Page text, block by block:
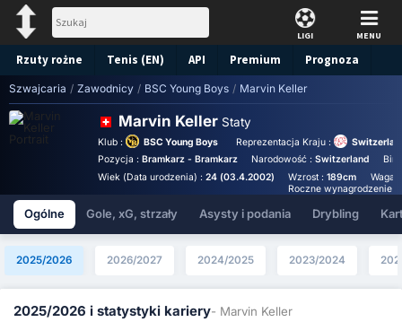
LIGI MENU
Rzuty rożne Tenis (EN) API Premium Prognoza
Szwajcaria / Zawodnicy / BSC Young Boys / Marvin Keller
Marvin Keller Staty
Klub : BSC Young Boys Reprezentacja Kraju :
Pozycja : Bramkarz - Bramkarz Narodowość :Switzerland
Wiek (Data urodzenia) : 24 (03.4.2002) Wzrost :189cm
Waga :
Roczne wynagrodzenie
Ogólne Gole, xG, strzały Asysty i podania Drybling
2025/2026 2026/2027 2024/2025 2023/2024
2025/2026 i statystyki kariery- Marvin Keller